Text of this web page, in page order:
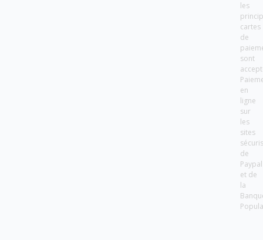
les
cartes
de
sont
en
ligne
sur
les
sites
de
Paypal
et de
la